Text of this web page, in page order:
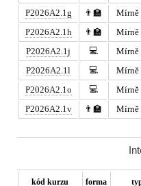
P2026A2.1g
👨‍🏫
P2026A2.1h
👨‍🏫
P2026A2.1j
💻
P2026A2.1l
💻
P2026A2.1o
💻
P2026A2.1v
👨‍🏫
kód kurzu forma